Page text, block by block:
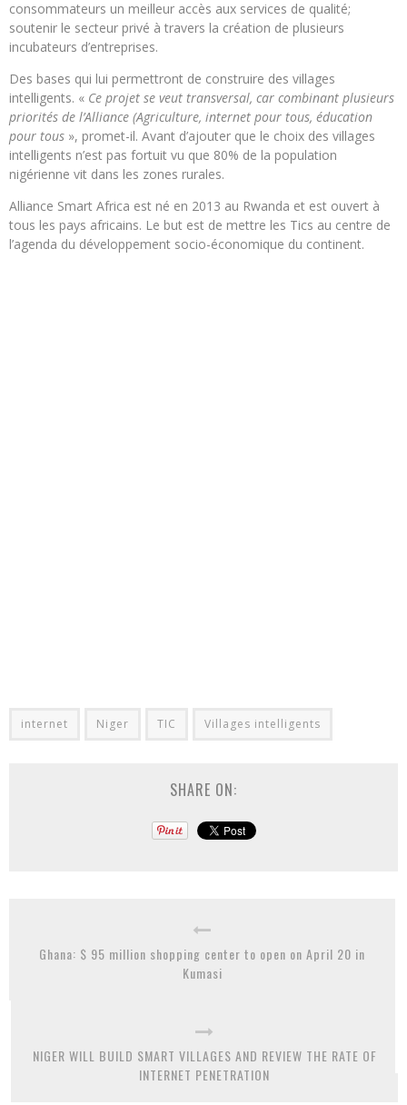
consommateurs un meilleur accès aux services de qualité;
soutenir le secteur privé à travers la création de plusieurs
incubateurs d’entreprises.
Des bases qui lui permettront de construire des villages
intelligents. « Ce projet se veut transversal, car combinant plusieurs
priorités de l’Alliance (Agriculture, internet pour tous, éducation
pour tous », promet-il. Avant d’ajouter que le choix des villages
intelligents n’est pas fortuit vu que 80% de la population
nigérienne vit dans les zones rurales.
Alliance Smart Africa est né en 2013 au Rwanda et est ouvert à
tous les pays africains. Le but est de mettre les Tics au centre de
l’agenda du développement socio-économique du continent.
internet Niger TIC Villages intelligents
SHARE ON:
Ghana: $ 95 million shopping center to open on April 20 in
Kumasi
NIGER WILL BUILD SMART VILLAGES AND REVIEW THE RATE OF
INTERNET PENETRATION